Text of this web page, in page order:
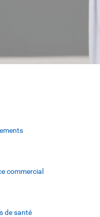
commercial
de santé